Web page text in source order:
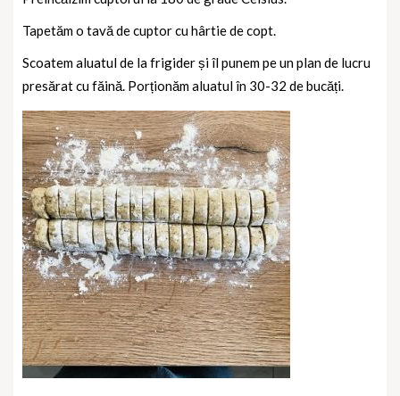
Tapetăm o tavă de cuptor cu hârtie de copt.
Scoatem aluatul de la frigider și îl punem pe un plan de lucru
presărat cu făină. Porționăm aluatul în 30-32 de bucăți.